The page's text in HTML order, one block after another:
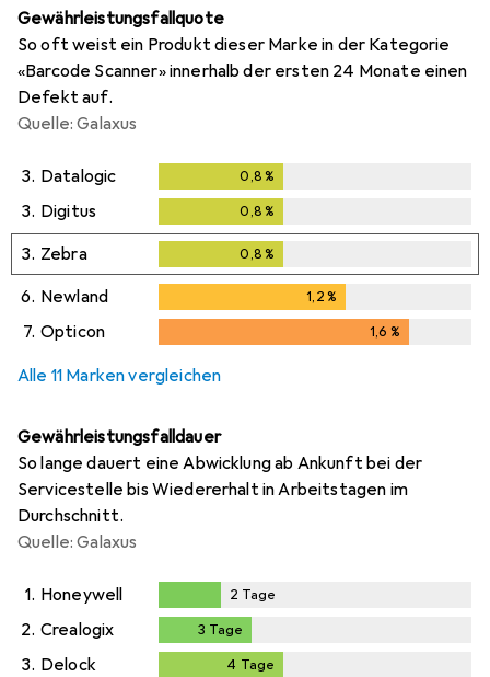
Gewährleistungsfallquote
So oft weist ein Produkt dieser Marke in der Kategorie
«Barcode Scanner» innerhalb der ersten 24 Monate einen
Defekt auf.
Quelle: Galaxus
3. Datalogic 0,8 %
3. Digitus 0,8 %
3. Zebra 0,8 %
6. Newland 1,2%
7. Opticon 1,6 %
Alle 11 Marken vergleichen
Gewährleistungsfalldauer
So lange dauert eine Abwicklung ab Ankunft bei der
Servicestelle bis Wiedererhalt in Arbeitstagen im
Durchschnitt.
Quelle: Galaxus
1. Honeywell
2Tage
2 Tage
2. Crealogix 3 Tage
3. Delock 4 Tage